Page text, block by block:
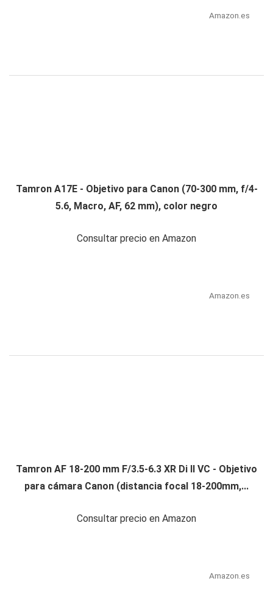
Amazon.es
Tamron A17E - Objetivo para Canon (70-300 mm, f/4-
5.6, Macro, AF, 62 mm), color negro
Consultar precio en Amazon
Amazon.es
Tamron AF 18-200 mm F/3.5-6.3 XR Di II VC - Objetivo
para cámara Canon (distancia focal 18-200mm,...
Consultar precio en Amazon
Amazon.es